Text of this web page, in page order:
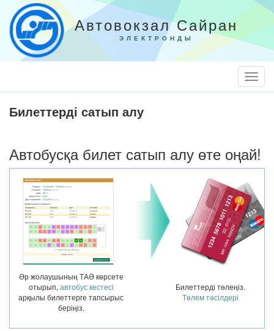
Автовокзал Сайран
ЭЛЕКТРОНДЫ
Билеттерді сатып алу
Автобусқа билет сатып алу өте оңай!
Әр жолаушының ТАӘ көрсете
отырып, автобус кестесі
арқылы билеттерге тапсырыс
беріңіз.
Билеттерді төлеңіз.
Төлем тәсілдері